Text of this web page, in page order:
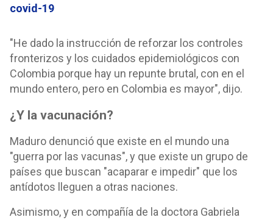
covid-19
"He dado la instrucción de reforzar los controles
fronterizos y los cuidados epidemiológicos con
Colombia porque hay un repunte brutal, con en el
mundo entero, pero en Colombia es mayor", dijo.
¿Y la vacunación?
Maduro denunció que existe en el mundo una
"guerra por las vacunas", y que existe un grupo de
países que buscan "acaparar e impedir" que los
antídotos lleguen a otras naciones.
Asimismo, y en compañía de la doctora Gabriela